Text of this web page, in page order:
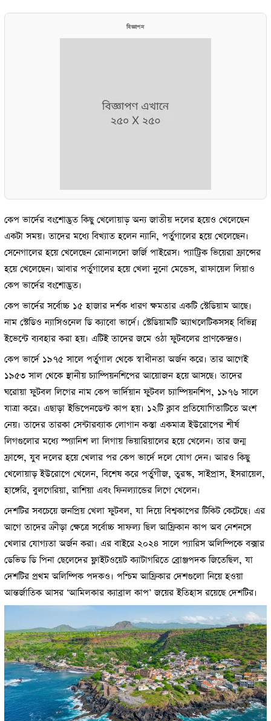
বিজ্ঞাপন
কেপ ভার্দের বংশোদ্ভূত কিছু খেলোয়াড় অন্য জাতীয় দলের হয়েও খেলেছেন
একটা সময়। তাদের মধ্যে বিখ্যাত হলেন ন্যানি, পর্তুগালের হয়ে খেলেছেন।
সেনেগালের হয়ে খেলেছেন রোনালদো জর্জি পাইরেস। প্যাট্রিক ভিয়েরা ফ্রান্সের
হয়ে খেলেছেন। আবার পর্তুগালের হয়ে খেলা নুনো মেন্ডেস, রাফায়েল লিয়াও
কেপ ভার্দের বংশোদ্ভূত।
কেপ ভার্দের সর্বোচ্চ ১৫ হাজার দর্শক ধারণ ক্ষমতার একটি স্টেডিয়াম আছে।
নাম স্টেডিও ন্যাসিওনেল ডি ক্যাবো ভার্দে। স্টেডিয়ামটি অ্যাথলেটিকসসহ বিভিন্ন
ইভেন্টে ব্যবহার করা হয়। এটিই তাদের জমে ওঠা ফুটবলের প্রাণকেন্দ্রও।
কেপ ভার্দে ১৯৭৫ সালে পর্তুগাল থেকে স্বাধীনতা অর্জন করে। তার আগেই
১৯৫৩ সাল থেকে স্থানীয় চ্যাম্পিয়নশিপের আয়োজন হয়ে আসছে। তাদের
ঘরোয়া ফুটবল লিগের নাম কেপ ভার্দিয়ান ফুটবল চ্যাম্পিয়নশিপ, ১৯৭৬ সালে
যাত্রা করে। এছাড়া ইন্ডিপেনডেন্ট কাপ হয়। ১২টি ক্লাব প্রতিযোগিতাটিতে অংশ
নেয়। তাদের তারকা সেন্টারব্যাক লোগান কস্তা একমাত্র ইউরোপের শীর্ষ
লিগগুলোর মধ্যে স্প্যানিশ লা লিগায় ভিয়ারিয়ালের হয়ে খেলেন। তার জন্ম
ফ্রান্সে, যুব দলের হয়ে খেলার পর কেপ ভার্দে দলে যোগ দেন। আরও কিছু
খেলোয়াড় ইউরোপে খেলেন, বিশেষ করে পর্তুগীজ, তুরস্ক, সাইপ্রাস, ইসরায়েল,
হাঙ্গেরি, বুলগেরিয়া, রাশিয়া এবং ফিনল্যান্ডের লিগে খেলেন।
দেশটির সবচেয়ে জনপ্রিয় খেলা ফুটবল, যা দিয়ে বিশ্বকাপের টিকিট কেটেছে। এর
আগে তাদের ক্রীড়া ক্ষেত্রে সর্বোচ্চ সাফল্য ছিল আফ্রিকান কাপ অব নেশনসে
খেলার যোগ্যতা অর্জন করা। এর বাইরে ২০২৪ সালে প্যারিস অলিম্পিকে বক্সার
ডেভিড ডি পিনা ছেলেদের ফ্লাইটওয়েট ক্যাটাগরিতে ব্রোঞ্জপদক জিতেছিল, যা
দেশটির প্রথম অলিম্পিক পদকও। পশ্চিম আফ্রিকার দেশগুলো নিয়ে হওয়া
আন্তর্জাতিক আসর ‘আমিলকার ক্যাব্রাল কাপ’ জয়ের ইতিহাস রয়েছে দেশটির।